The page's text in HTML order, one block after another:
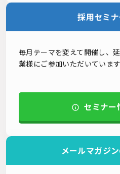
採用セミナ
毎月テーマを変えて開催し、
業様にご参加いただいています
セミナー
メールマガジ